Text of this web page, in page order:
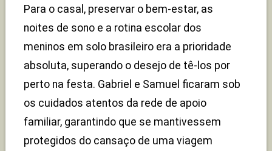
Para o casal, preservar o bem-estar, as
noites de sono e a rotina escolar dos
meninos em solo brasileiro era a prioridade
absoluta, superando o desejo de tê-los por
perto na festa. Gabriel e Samuel ficaram sob
os cuidados atentos da rede de apoio
familiar, garantindo que se mantivessem
protegidos do cansaço de uma viagem